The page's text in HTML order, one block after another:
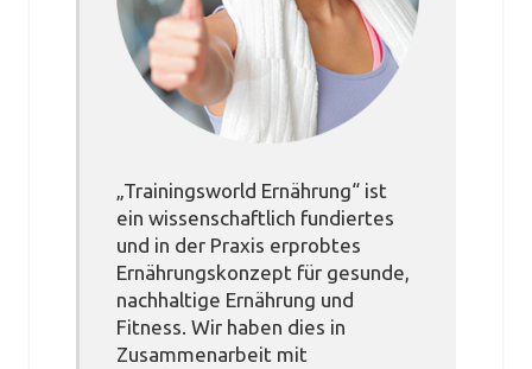
„Trainingsworld Ernährung“ ist
ein wissenschaftlich fundiertes
und in der Praxis erprobtes
Ernährungskonzept für gesunde,
nachhaltige Ernährung und
Fitness. Wir haben dies in
Zusammenarbeit mit